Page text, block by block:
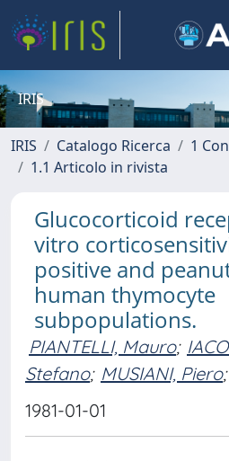
IRIS
IRIS Catalogo Ricerca
1
1.1 Articolo in rivista
Glucocorticoid
vitro
positive and
human thymocyte
subpopulations.
PIANTELLI, Mauro;
Stefano; MUSIANI, Piero;
1981-01-01